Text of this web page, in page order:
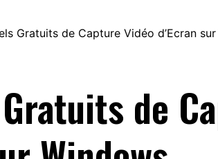
Gratuits de Capture Vidéo d’Ecran
de